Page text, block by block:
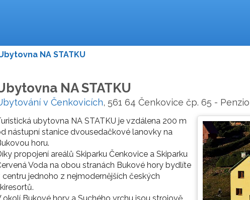
NA STATKU
NA STATKU
v Čenkovicích, 561 64 Čenkovice čp. 65 -
ubytovna NA STATKU je vzdálena 200 m
nástupní stanice dvousedačkové lanovky na
horu.
propojení areálů Skiparku Čenkovice a Skiparku
Voda na obou stranách Bukové hory bydlíte
centru jednoho z nejmodernějších českých